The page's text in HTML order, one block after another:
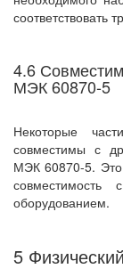
соответствовать
4.6
МЭК 60870-5
Некоторые
совместимы с
МЭК 60870-5. Это
оборудованием.
5